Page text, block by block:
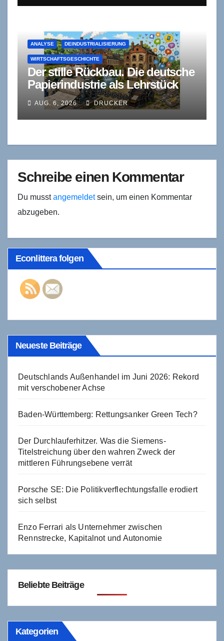
ANALYSE DEINDUSTRIALISIERUNG
WIRTSCHAFTSGESCHICHTE
Der stille Rückbau. Die deutsche
Papierindustrie als Lehrstück
industrieökonomischer
Konsolidierung
AUG. 6, 2026 DRUCKER
Schreibe einen Kommentar
Du musstangemeldetsein, um einen Kommentar
abzugeben.
Econlittera folgen
Neueste Beiträge
Deutschlands Außenhandel im Juni 2026: Rekord
mit verschobener Achse
Baden-Württemberg: Rettungsanker Green Tech?
Der Durchlauferhitzer. Was die Siemens-
Titelstreichung über den wahren Zweck der
mittleren Führungsebene verrät
Porsche SE: Die Politikverflechtungsfalle erodiert
sich selbst
Enzo Ferrari als Unternehmer zwischen
Rennstrecke, Kapitalnot und Autonomie
Beliebte Beiträge
Kategorien